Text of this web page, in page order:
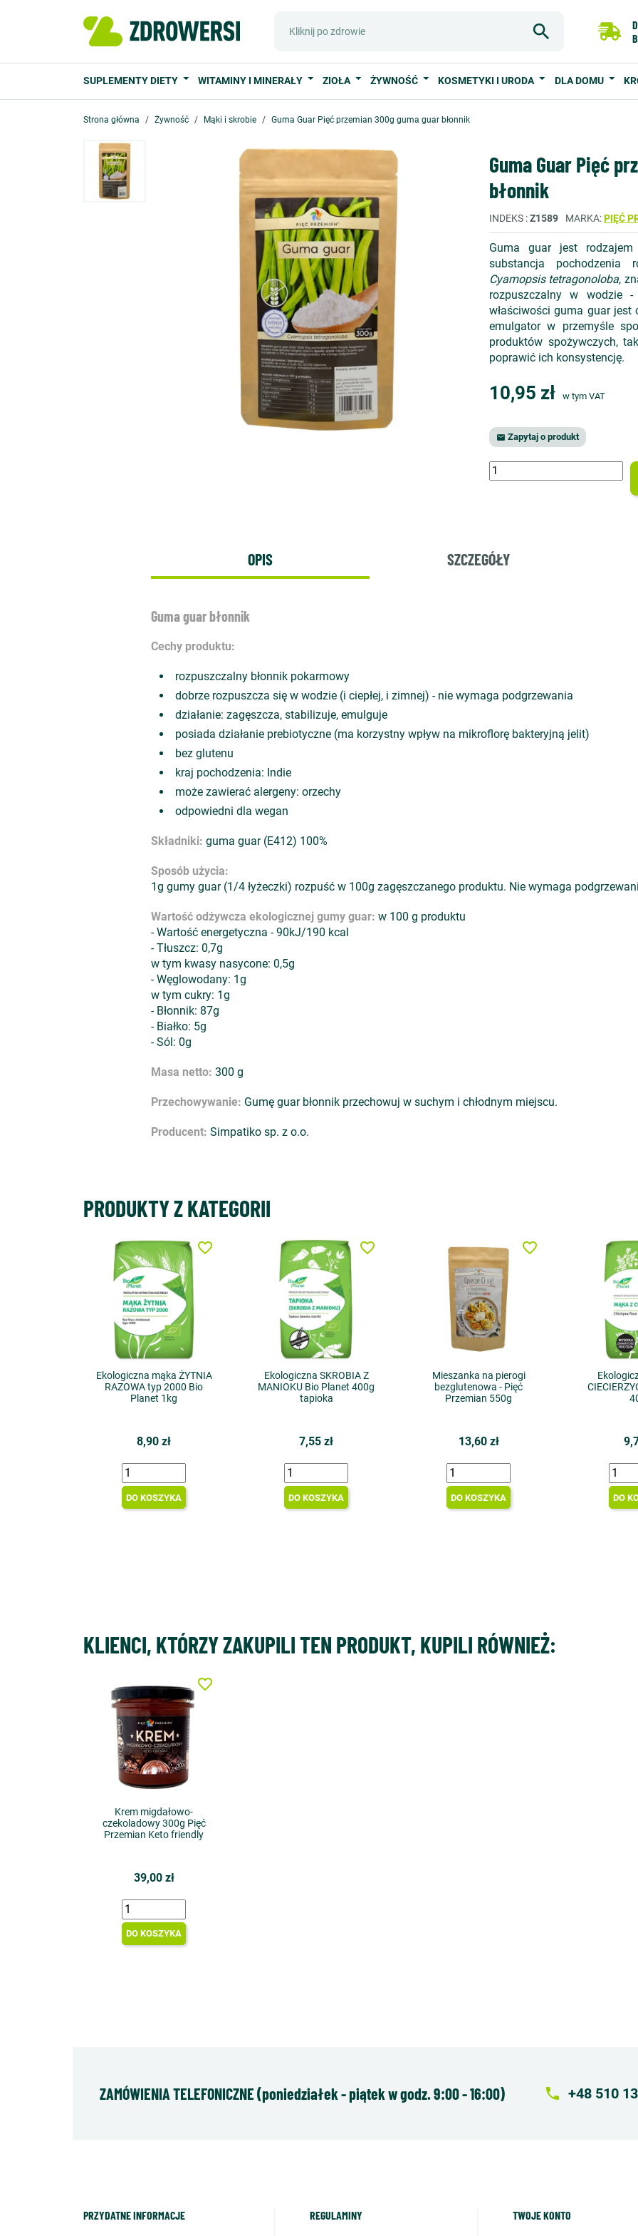
SUPLEMENTY DIETY WITAMINY I MINERAŁY ZIOŁA ŻYWNOŚĆ KOSMETYKI I URODA DLA DOMU
Strona główna Żywność Mąki i skrobie Guma Guar Pięć przemian 300g guma guar błonnik
Guma Guar Pięć
błonnik
INDEKS Z1589 MARKA PIĘĆ
Guma guar jest
substancja pochodzenia
Cyamopsis tetragonoloba,
rozpuszczalny w wodzie
właściwości guma guar
emulgator w przemyśle
produktów spożywczych,
poprawić ich konsystencję.
10,95 zł w tym VAT
 Zapytaj o produkt
OPIS SZCZEGÓŁY
Guma guar błonnik
Cechy produktu:
rozpuszczalny błonnik pokarmowy
dobrze rozpuszcza się w wodzie (i ciepłej, i zimnej) - nie wymaga podgrzewania
działanie: zagęszcza, stabilizuje, emulguje
posiada działanie prebiotyczne (ma korzystny wpływ na mikroflorę bakteryjną jelit)
bez glutenu
kraj pochodzenia: Indie
może zawierać alergeny: orzechy
odpowiedni dla wegan
Składniki: guma guar (E412) 100%
Sposób użycia:
1g gumy guar (1/4 łyżeczki) rozpuść w 100g zagęszczanego produktu. Nie wymaga
Wartość odżywcza ekologicznej gumy guar: w 100 g produktu
- Wartość energetyczna - 90kJ/190 kcal
- Tłuszcz: 0,7g
w tym kwasy nasycone: 0,5g
- Węglowodany: 1g
w tym cukry: 1g
- Błonnik: 87g
- Białko: 5g
- Sól: 0g
Masa netto: 300 g
Przechowywanie: Gumę guar błonnik przechowuj w suchym i chłodnym miejscu.
Producent: Simpatiko sp. z o.o.
PRODUKTY Z KATEGORII
Ekologiczna mąka ŻYTNIA
RAZOWA typ 2000 Bio
Planet 1kg
8,90 zł
DO KOSZYKA
favorite_border
Ekologiczna SKROBIA Z
MANIOKU Bio Planet 400g
tapioka
7,55 zł
DO KOSZYKA
favorite_border
Mieszanka na pierogi
bezglutenowa - Pięć
Przemian 550g
13,60 zł
DO KOSZYKA
favorite_border
DO
KLIENCI, KTÓRZY ZAKUPILI TEN PRODUKT, KUPILI RÓWNIEŻ:
Krem migdałowo-
czekoladowy 300g Pięć
Przemian Keto friendly
39,00 zł
DO KOSZYKA
favorite_border
ZAMÓWIENIA TELEFONICZNE (poniedziałek - piątek w godz. 9:00 - 16:00) local_phone +48 510
PRZYDATNE INFORMACJE REGULAMINY TWOJE KONTO